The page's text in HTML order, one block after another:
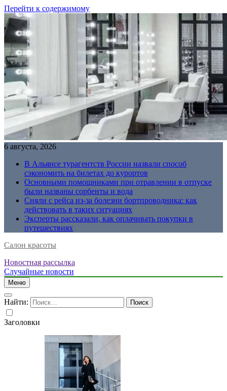
Перейти к содержимому
6 августа, 2026
В Альянсе турагентств России назвали способ
сэкономить на билетах до курортов
Основными помощниками при отравлении в отпуске
были названы сорбенты и вода
Сняли с рейса из-за болезни бортпроводника: как
действовать в таких ситуациях
Эксперты рассказали, как оплачивать покупки в
путешествиях
Салон красоты
Новостная рассылка
Случайные новости
Меню
Найти:
Заголовки